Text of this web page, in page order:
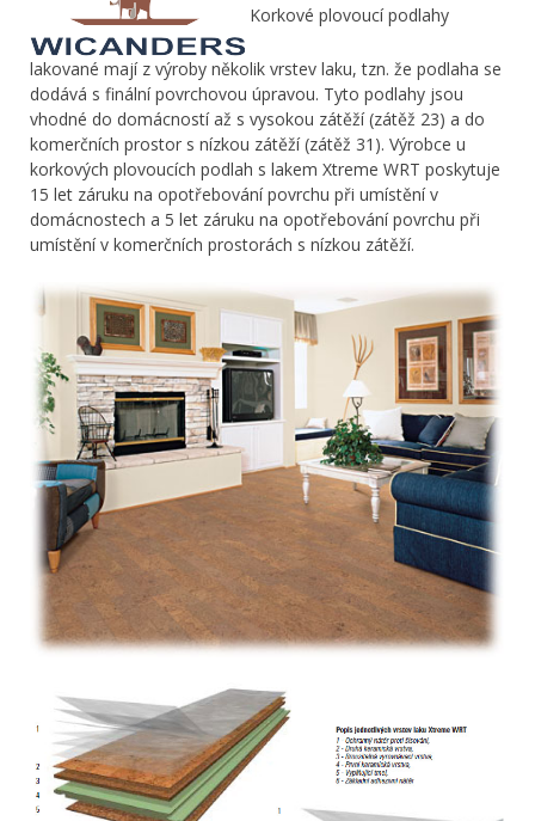
Korkové plovoucí podlahy
lakované mají z výroby několik vrstev laku, tzn. že podlaha se
dodává s finální povrchovou úpravou. Tyto podlahy jsou
vhodné do domácností až s vysokou zátěží (zátěž 23) a do
komerčních prostor s nízkou zátěží (zátěž 31). Výrobce u
korkových plovoucích podlah s lakem Xtreme WRT poskytuje
15 let záruku na opotřebování povrchu při umístění v
domácnostech a 5 let záruku na opotřebování povrchu při
umístění v komerčních prostorách s nízkou zátěží.